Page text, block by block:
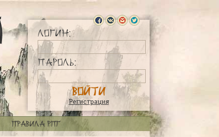
Логин:
Пароль:
Регистрация
Правила РПГ